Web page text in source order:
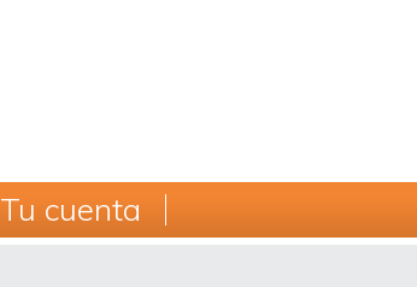
Tu cuenta